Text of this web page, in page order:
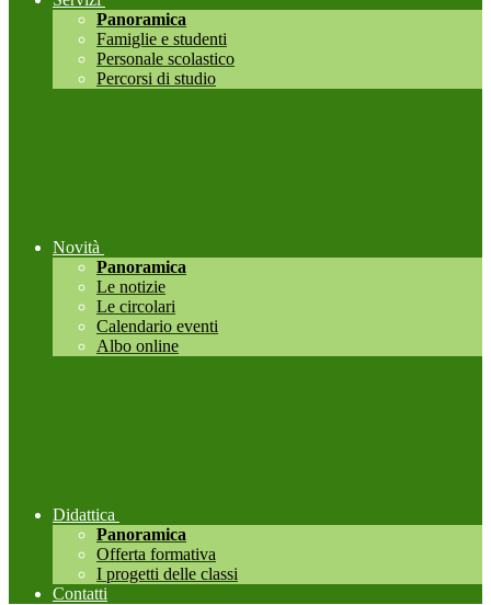
Panoramica
Famiglie e studenti
Personale scolastico
Percorsi di studio
Novità
Panoramica
Le notizie
Le circolari
Calendario eventi
Albo online
Didattica
Panoramica
Offerta formativa
I progetti delle classi
Contatti